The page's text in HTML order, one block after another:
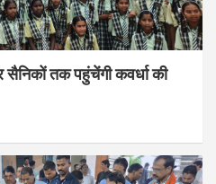
सैनिकों तक पहुंचेंगी कवर्धा की